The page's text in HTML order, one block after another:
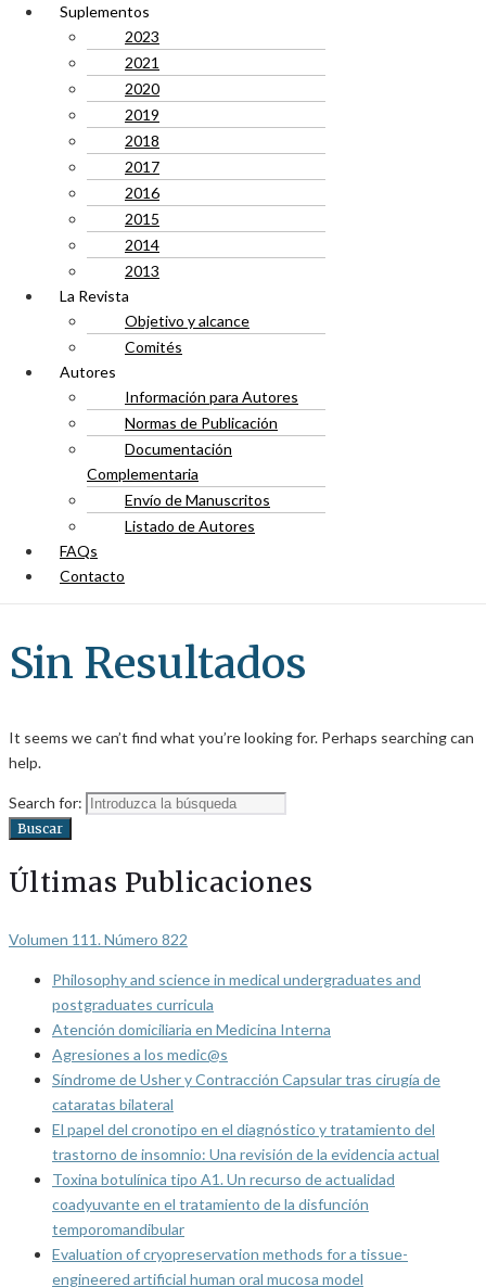
Suplementos
2023
2021
2020
2019
2018
2017
2016
2015
2014
2013
La Revista
Objetivo y alcance
Comités
Autores
Información para Autores
Normas de Publicación
Documentación
Complementaria
Envío de Manuscritos
Listado de Autores
FAQs
Contacto
Sin Resultados
It seems we can’t find what you’re looking for. Perhaps searching can
help.
Search for:
Buscar
Últimas Publicaciones
Volumen 111. Número 822
Philosophy and science in medical undergraduates and
postgraduates curricula
Atención domiciliaria en Medicina Interna
Agresiones a los medic@s
Síndrome de Usher y Contracción Capsular tras cirugía de
cataratas bilateral
El papel del cronotipo en el diagnóstico y tratamiento del
trastorno de insomnio: Una revisión de la evidencia actual
Toxina botulínica tipo A1. Un recurso de actualidad
coadyuvante en el tratamiento de la disfunción
temporomandibular
Evaluation of cryopreservation methods for a tissue-
engineered artificial human oral mucosa model